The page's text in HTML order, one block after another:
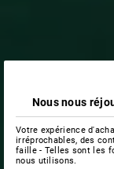
Nous nous
Votre expérience
irréprochables, des
faille - Telles sont les
nous utilisons.